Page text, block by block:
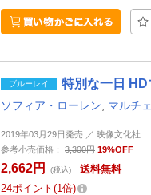
ブルーレイ 特別な一日
ソフィア・ローレン マルチ
2019年03月29日発売 ／ 映像文化社
参考小売価格：
3,300円 19%OFF
2,662円 (税込)
送料無料
24ポイント 1倍